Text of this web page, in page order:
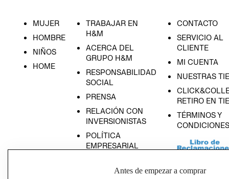
MUJER
HOMBRE
NIÑOS
HOME
TRABAJAR EN
H&M
ACERCA DEL
GRUPO H&M
RESPONSABILIDAD
SOCIAL
PRENSA
RELACIÓN CON
INVERSIONISTAS
POLÍTICA
EMPRESARIAL
CONTACTO
SERVICIO AL
CLIENTE
MI CUENTA
NUESTRAS
RETIRO EN
TÉRMINOS Y
CONDICIONES
Antes de empezar a comprar